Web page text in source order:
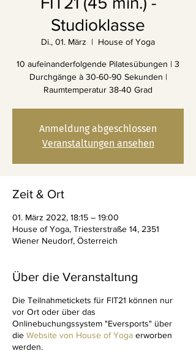
Studioklasse
Di., 01. März
  |
House of Yoga
10 aufeinanderfolgende Pilatesübungen | 3
Durchgänge à 30-60-90 Sekunden |
Raumtemperatur 38-40 Grad
Anmeldung abgeschlossen
Veranstaltungen ansehen
Zeit & Ort
01. März 2022, 18:15 – 19:00
House of Yoga, Triesterstraße 14, 2351
Wiener Neudorf, Österreich
Über die Veranstaltung
Die Teilnahmetickets für FIT21 können nur
vor Ort oder über das
Onlinebuchungssystem "Eversports" über
die Website von House of Yoga erworben
werden.